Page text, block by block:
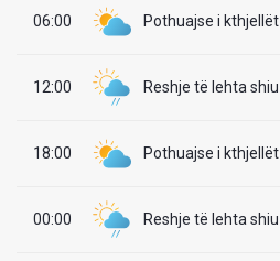
06:00 Pothuajse i kthjellët
12:00 Reshje të lehta shiu
18:00 Pothuajse i kthjellët
00:00 Reshje të lehta shiu